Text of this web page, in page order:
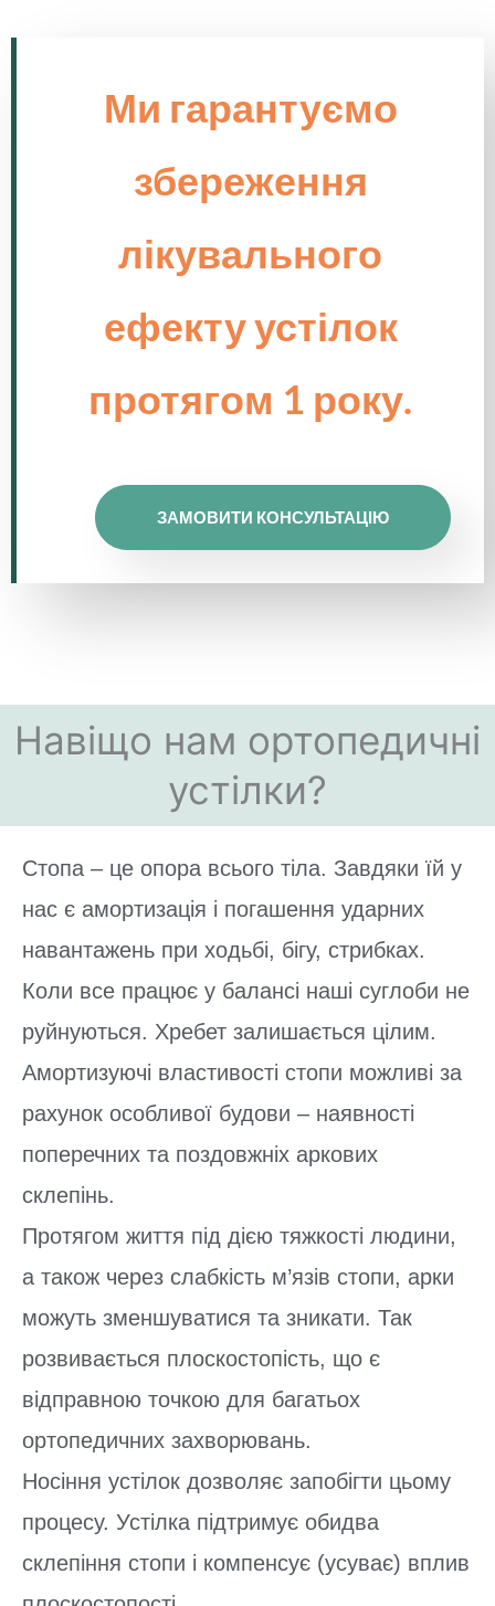
Ми гарантуємо
збереження
лікувального
ефекту устілок
протягом 1 року.
ЗАМОВИТИ КОНСУЛЬТАЦІЮ
Навіщо нам ортопедичні
устілки?
Стопа – це опора всього тіла. Завдяки їй у
нас є амортизація і погашення ударних
навантажень при ходьбі, бігу, стрибках.
Коли все працює у балансі наші суглоби не
руйнуються. Хребет залишається цілим.
Амортизуючі властивості стопи можливі за
рахунок особливої будови – наявності
поперечних та поздовжніх аркових
склепінь.
Протягом життя під дією тяжкості людини,
а також через слабкість м’язів стопи, арки
можуть зменшуватися та зникати. Так
розвивається плоскостопість, що є
відправною точкою для багатьох
ортопедичних захворювань.
Носіння устілок дозволяє запобігти цьому
процесу. Устілка підтримує обидва
склепіння стопи і компенсує (усуває) вплив